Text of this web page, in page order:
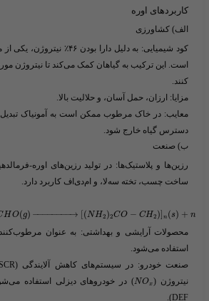
کاربردهای اوره
الف) کشاورزی
کود شیمیایی: به دلیل دارا بودن ۴۶٪ نیتروژن، یکی از مهم‌ترین
است. این ترکیب به گیاهان کمک می‌کند تا نیتروژن
کنند.
مزایا: ارزان، حمل آسان، و حلالیت بالا.
معایب: در خاک مرطوب ممکن است به آمونیاک
دسترس گیاه خارج شود.
ب) صنعت
رزین‌ها و پلاستیک‌ها: در تولید رزین‌های اوره-
ساخت چسب، تخته سه‌لا، و ام‌دی‌اف کاربرد دارد.
HO(g) − →
−−−−−−− (NH2 )2CO − CH2 ) ]n (s) + n
محصولات آرایشی و بهداشتی: به عنوان
استفاده می‌شود.
صنعت خودرو
نیتروژن (​
NOx
DEF).